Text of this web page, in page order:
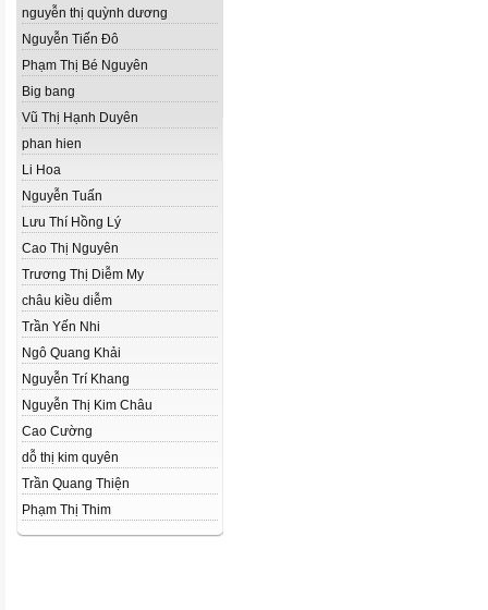
nguyễn thị quỳnh dương
Nguyễn Tiến Đô
Phạm Thị Bé Nguyên
Big bang
Vũ Thị Hạnh Duyên
phan hien
Li Hoa
Nguyễn Tuấn
Lưu Thí Hồng Lý
Cao Thị Nguyên
Trương Thị Diễm My
châu kiều diễm
Trần Yến Nhi
Ngô Quang Khải
Nguyễn Trí Khang
Nguyễn Thị Kim Châu
Cao Cường
dỗ thị kim quyên
Trần Quang Thiện
Phạm Thị Thim